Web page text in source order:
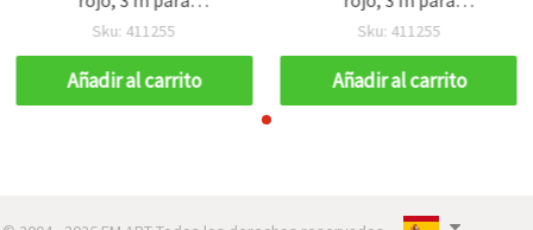
manualidades
Sku: 411255
Añadir al carrito
manualidades
Sku: 411255
Añadir al carrito